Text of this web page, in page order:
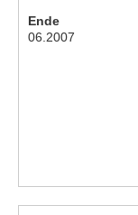
Ende
06.2007